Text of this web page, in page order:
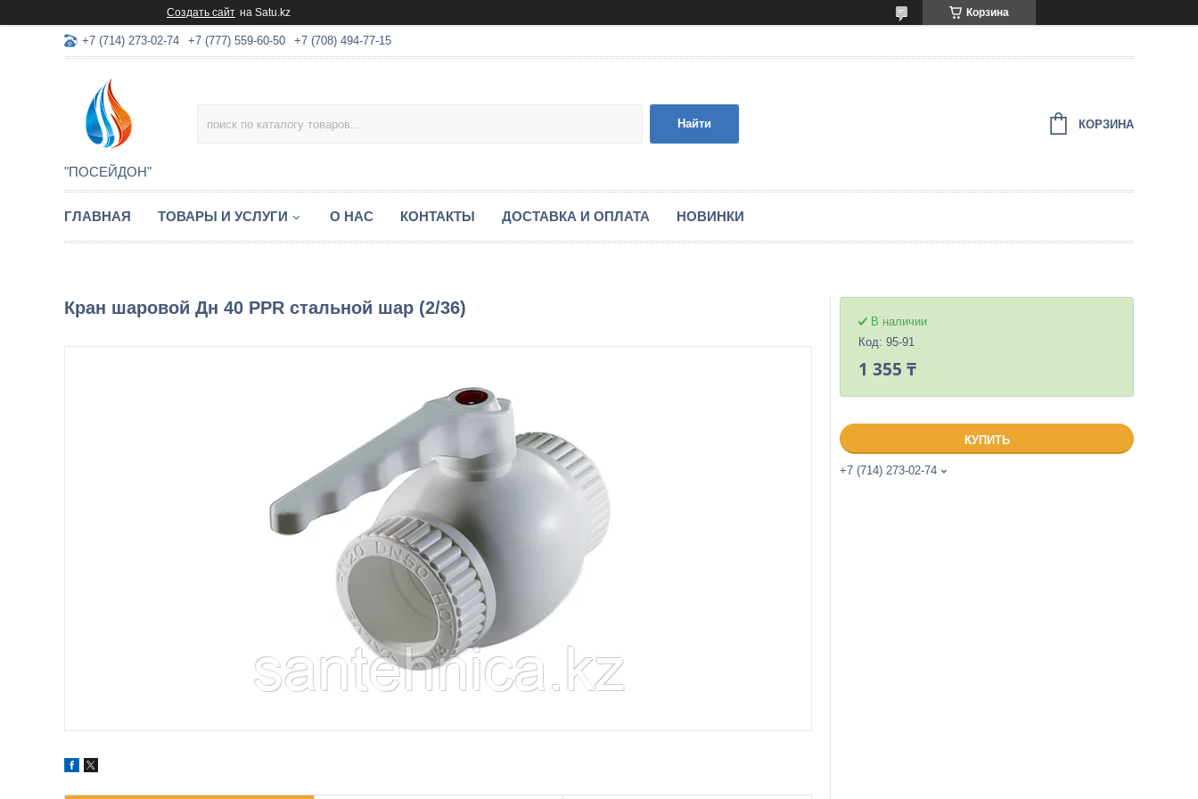
Создать сайт на Satu.kz Корзина
+7 (714) 273-02-74 +7 (777) 559-60-50 +7 (708) 494-77-15
"ПОСЕЙДОН"
Найти КОРЗИНА
ГЛАВНАЯ ТОВАРЫ И УСЛУГИ О НАС КОНТАКТЫ ДОСТАВКА И ОПЛАТА НОВИНКИ
Кран шаровой Дн 40 PPR стальной шар (2/36)
В наличии
Код: 95-91
1 355 ₸
КУПИТЬ
+7 (714) 273-02-74